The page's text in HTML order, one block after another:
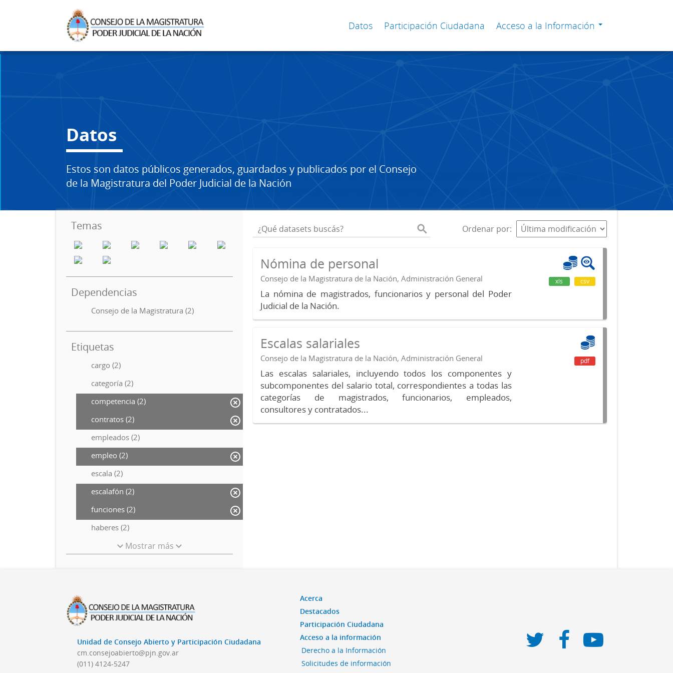
Datos Participación Ciudadana Acceso a la Información
Datos
Estos son datos públicos generados, guardados y publicados por el Consejo
de la Magistratura del Poder Judicial de la Nación
Temas
Dependencias
Consejo de la Magistratura (2)
Etiquetas
cargo (2)
categoría (2)
competencia (2)
contratos (2)
empleados (2)
empleo (2)
escala (2)
escalafón (2)
funciones (2)
haberes (2)
Mostrar más
Ordenar por
Nómina de personal
Consejo de la Magistratura de la Nación, Administración General
La nómina de magistrados, funcionarios y personal del Poder
Judicial de la Nación.
xls csv
Escalas salariales
Consejo de la Magistratura de la Nación, Administración General
Las escalas salariales, incluyendo todos los componentes y
subcomponentes del salario total, correspondientes a todas las
categorías de magistrados, funcionarios, empleados,
consultores y contratados...
pdf
Unidad de Consejo Abierto y Participación Ciudadana
cm.consejoabierto@pjn.gov.ar
(011) 4124-5247
Acerca
Destacados
Participación Ciudadana
Acceso a la información
Derecho a la Información
Solicitudes de información